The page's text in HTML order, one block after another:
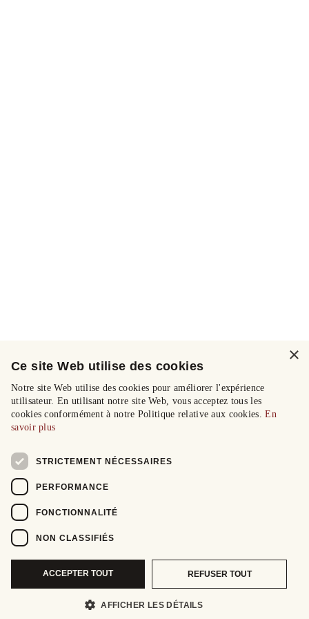
×
Ce site Web utilise des cookies
Notre site Web utilise des cookies pour améliorer l'expérience
utilisateur. En utilisant notre site Web, vous acceptez tous les
cookies conformément à notre Politique relative aux cookies.En
savoir plus
STRICTEMENT NÉCESSAIRES
PERFORMANCE
FONCTIONNALITÉ
NON CLASSIFIÉS
ACCEPTER TOUT REFUSER TOUT
AFFICHER LES DÉTAILS